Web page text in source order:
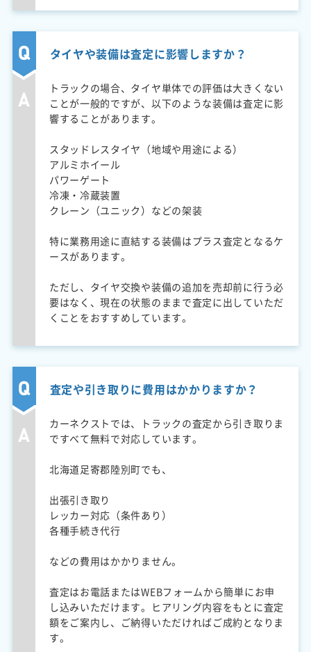
タイヤや装備は査定に影響しますか？
トラックの場合、タイヤ単体での評価は大きくない
ことが一般的ですが、以下のような装備は査定に影
響することがあります。
スタッドレスタイヤ（地域や用途による）
アルミホイール
パワーゲート
冷凍・冷蔵装置
クレーン（ユニック）などの架装
特に業務用途に直結する装備はプラス査定となるケ
ースがあります。
ただし、タイヤ交換や装備の追加を売却前に行う必
要はなく、現在の状態のままで査定に出していただ
くことをおすすめしています。
査定や引き取りに費用はかかりますか？
カーネクストでは、トラックの査定から引き取りま
ですべて無料で対応しています。
北海道足寄郡陸別町でも、
出張引き取り
レッカー対応（条件あり）
各種手続き代行
などの費用はかかりません。
査定はお電話またはWEBフォームから簡単にお申
し込みいただけます。ヒアリング内容をもとに査定
額をご案内し、ご納得いただければご成約となりま
す。